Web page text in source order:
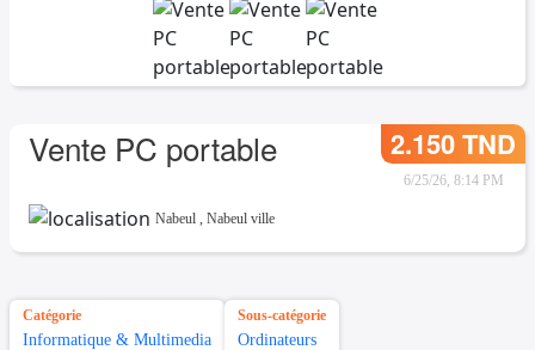
Vente PC portable 2.150 TND
6/25/26, 8:14 PM
Nabeul , Nabeul ville
Catégorie
Informatique & Multimedia
Sous-catégorie
Ordinateurs